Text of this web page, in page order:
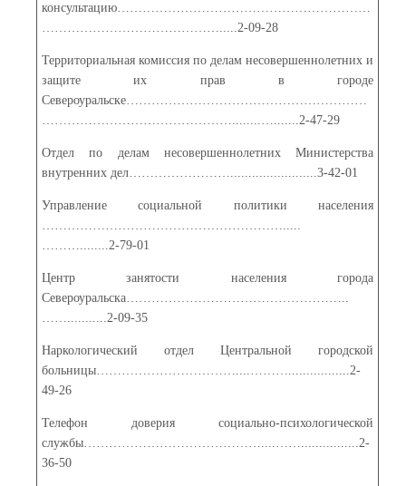
консультацию……………………………………………………
…………………………………….....2-09-28
Территориальная комиссия по делам несовершеннолетних и
защите их прав в городе
Североуральске…………………………………………………
………………………………………........….......2-47-29
Отдел по делам несовершеннолетних Министерства
внутренних дел……………………........................3-42-01
Управление социальной политики населения
………………………………………………….....
………........2-79-01
Центр занятости населения города
Североуральска……………………………………………..
……...........2-09-35
Наркологический отдел Центральной городской
больницы……………………………....……….................2-
49-26
Телефон доверия социально-психологической
службы……………………………………....……................2-
36-50